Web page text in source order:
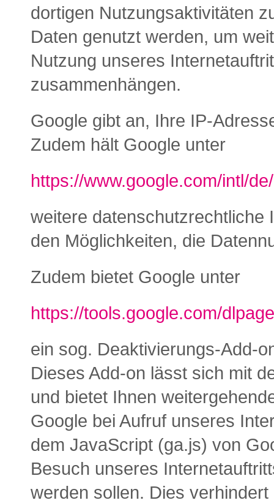
dortigen Nutzungsaktivitäten
Daten genutzt werden, um
Nutzung unseres
zusammenhängen.
Google gibt an, Ihre IP-
Zudem hält Google unter
https://www.google.com/intl/
weitere datenschutzrechtliche
den Möglichkeiten, die
Zudem bietet Google unter
https://tools.google.com/
ein sog. Deaktivierungs-Add-
Dieses Add-on lässt sich mit
und bietet Ihnen
Google bei Aufruf unseres
dem JavaScript (ga.js) von
Besuch unseres
werden sollen. Dies